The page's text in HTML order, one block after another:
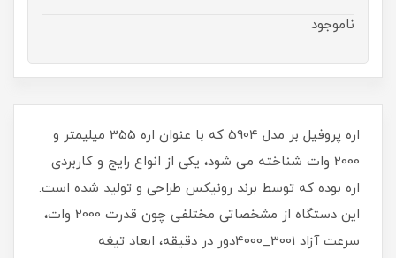
ناموجود
اره پروفیل بر مدل 5904 که با عنوان اره 355 میلیمتر و
2000 وات شناخته می شود، یکی از انواع رایج و کاربردی
اره بوده که توسط برند رونیکس طراحی و تولید شده است.
این دستگاه از مشخصاتی مختلفی چون قدرت 2000 وات،
سرعت آزاد 3001_4000دور در دقیقه، ابعاد تیغه